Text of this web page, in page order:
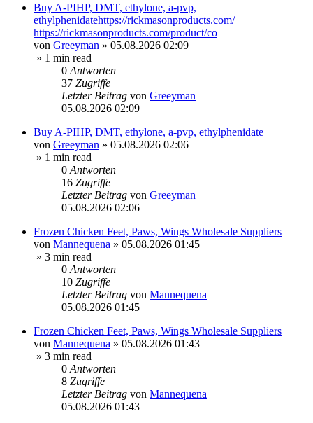
Buy A-PIHP, DMT, ethylone, a-pvp,
ethylphenidatehttps://rickmasonproducts.com/
https://rickmasonproducts.com/product/co
von Greeyman » 05.08.2026 02:09
» 1 min read
0 Antworten
37 Zugriffe
Letzter Beitrag von Greeyman
05.08.2026 02:09
Buy A-PIHP, DMT, ethylone, a-pvp, ethylphenidate
von Greeyman » 05.08.2026 02:06
» 1 min read
0 Antworten
16 Zugriffe
Letzter Beitrag von Greeyman
05.08.2026 02:06
Frozen Chicken Feet, Paws, Wings Wholesale Suppliers
von Mannequena » 05.08.2026 01:45
» 3 min read
0 Antworten
10 Zugriffe
Letzter Beitrag von Mannequena
05.08.2026 01:45
Frozen Chicken Feet, Paws, Wings Wholesale Suppliers
von Mannequena » 05.08.2026 01:43
» 3 min read
0 Antworten
8 Zugriffe
Letzter Beitrag von Mannequena
05.08.2026 01:43